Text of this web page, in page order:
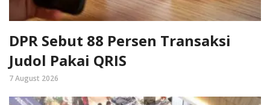
DPR Sebut 88 Persen Transaksi
Judol Pakai QRIS
7 August 2026